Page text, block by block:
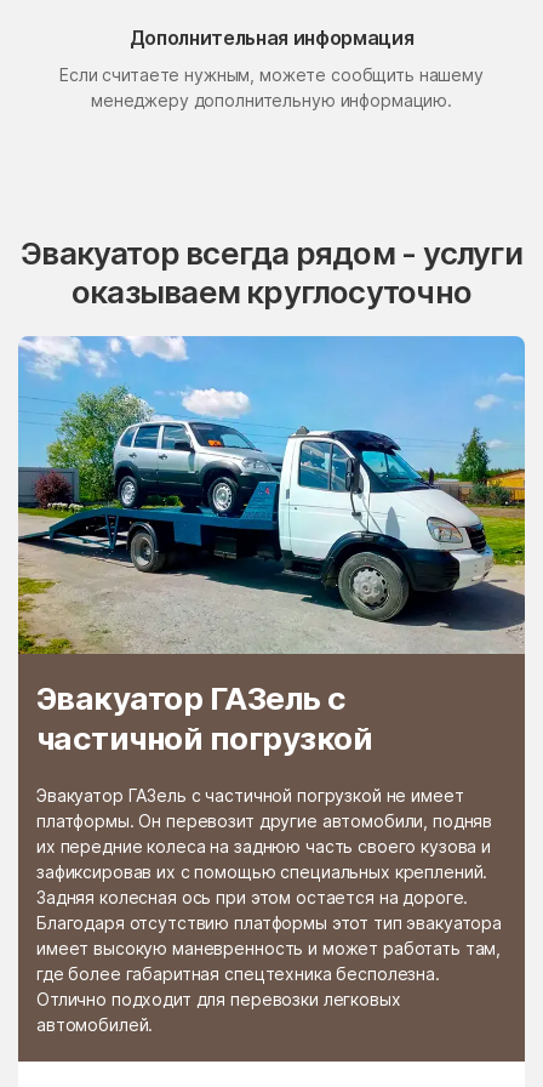
Дополнительная информация
Если считаете нужным, можете сообщить нашему
менеджеру дополнительную информацию.
Эвакуатор всегда рядом - услуги
оказываем круглосуточно
Эвакуатор ГАЗель с
частичной погрузкой
Эвакуатор ГАЗель с частичной погрузкой не имеет
платформы. Он перевозит другие автомобили, подняв
их передние колеса на заднюю часть своего кузова и
зафиксировав их с помощью специальных креплений.
Задняя колесная ось при этом остается на дороге.
Благодаря отсутствию платформы этот тип эвакуатора
имеет высокую маневренность и может работать там,
где более габаритная спецтехника бесполезна.
Отлично подходит для перевозки легковых
автомобилей.
Поселок Свиблово Поселок Сосновка
посёлок станции
Бронницы
Поселок Терехово
Пролетарский Протвино
Пуршево Путилково
Пушкино
Пышлицы
Радужный Радумля
Развилка Район Аэропорт
Раменки Раменское
Раменской
агрохимстанции РАОС
Растуново
Ратчино Рахманово
Реутово Речицы
Решетниково Решоткино
Ржавки Рогачёво
Роговское Поселение Родники
Рождествено Ромашково
Рошаль Руза
Румянцево Рыбное
Рыболово Рылеево